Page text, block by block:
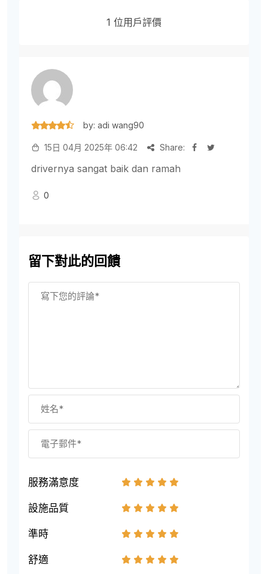
1 位用戶評價
by: adi wang90
15日 04月 2025年 06:42 Share:
drivernya sangat baik dan ramah
0
留下對此的回饋
服務滿意度 5
4
3
2
設施品質 5
4
3
2
準時 5
4
3
2
舒適 5
4
3
2